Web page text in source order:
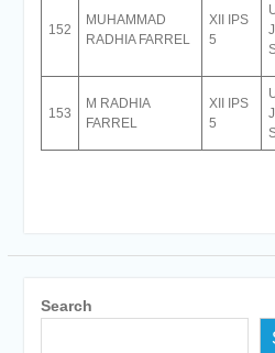
152
MUHAMMAD
RADHIA FARREL
XII IPS
5
153
M RADHIA
FARREL
XII IPS
5
Search